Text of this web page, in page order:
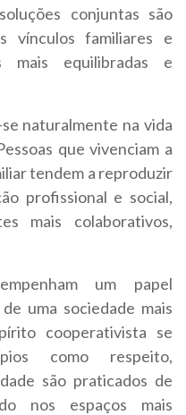
conjuntas são
vínculos familiares e
mais equilibradas e
naturalmente na vida
que vivenciam a
tendem a reproduzir
profissional e social,
mais colaborativos,
um papel
uma sociedade mais
cooperativista se
como respeito,
são praticados de
nos espaços mais